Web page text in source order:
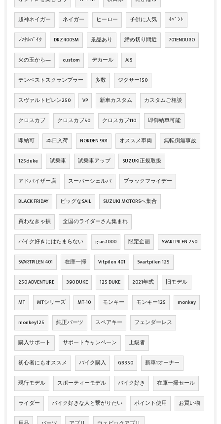
超神ネイガー ネイガー ヒーロー 子供に人気 ｲﾍﾞﾝﾄ
ﾚﾝﾀﾙﾊﾞｲｸ DRZ400SM 景品あり 締め切り間近 701ENDURO
火の玉から― custom デカール AJS
テンペストスクランブラー 多数 ジクサー150
スヴァルトピレン250 VP 新車カスタム カスタムご相談
クロスカブ クロスカブ50 クロスカブ110 即御納車可能
即納可 本日入荷 NORDEN 901 オススメ車両 無転倒無事故
125duke 試乗車 試乗車アップ SUZUKI正規取扱
アドバイザー店 スーパーシェルパ ブラックフライデー
BLACK FRIDAY ビッグなSAIL SUZUKI MOTORSへ集合
買わなきゃ損 全国のライダーさん集まれ
バイク好きにはたまらない gsxs1000 限定企画 SVARTPILEN 250
SVARTPILEN 401 在庫一掃 Vitpilen 401 Svartpilen 125
250 ADVENTURE 390 DUKE 125 DUKE 2021年式 旧モデル
MT MTシリーズ MT-10 モンキー モンキー125 monkey
monkey125 純正パーツ スペアキー フェンダーレス
購入サポート サポートキャンペーン 上級者
初心者にもオススメ バイク購入 GB350 新車1オーナー
現行モデル スポーティーモデル バイク好き 在庫一掃セール
ライダー バイク好きな人と繋がりたい ポイント使用 お買い物